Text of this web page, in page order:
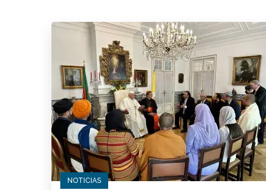
NOTICIAS